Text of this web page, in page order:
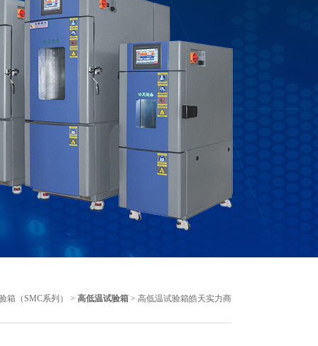
箱（SMC系列） > 高低温试验箱 > 高低温试验箱皓天实力商